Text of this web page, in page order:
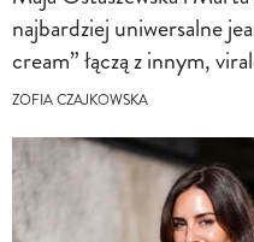
najbardziej uniwersalne
cream” łączą z innym,
ZOFIA CZAJKOWSKA